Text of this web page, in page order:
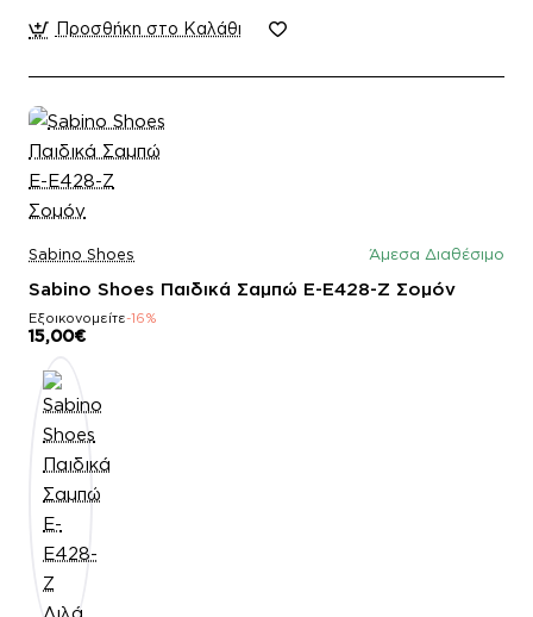
Προσθήκη στο Καλάθι
Sabino Shoes Άμεσα Διαθέσιμο
Sabino Shoes Παιδικά Σαμπώ E-E428-Z Σομόν
Εξοικονομείτε-16%
15,00€